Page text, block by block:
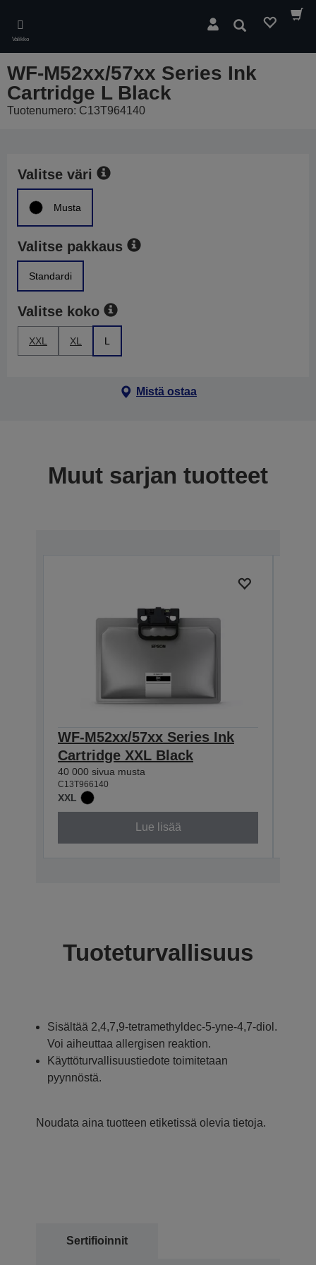
main
content
Valikko
Hae
WF-M52xx/57xx Series Ink
Cartridge L Black
Tuotenumero: C13T964140
Valitse väri
Musta
Valitse pakkaus
Standardi
Valitse koko
XXL XL L
Mistä ostaa
Muut sarjan tuotteet
WF-M52xx/57xx Series Ink
Cartridge XXL Black
40 000 sivua musta
C13T966140
XXL
Lue lisää
Tuoteturvallisuus
Sisältää 2,4,7,9-tetramethyldec-5-yne-4,7-diol.
Voi aiheuttaa allergisen reaktion.
Käyttöturvallisuustiedote toimitetaan
pyynnöstä.
Noudata aina tuotteen etiketissä olevia tietoja.
Sertifioinnit